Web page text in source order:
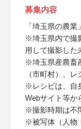
募集内容
「埼玉県の農
※埼玉県内で撮
用して撮影した
※埼玉県産農畜
（市町村）、
※レシピは、自
Webサイト等か
※撮影時期は不
※被写体（人物